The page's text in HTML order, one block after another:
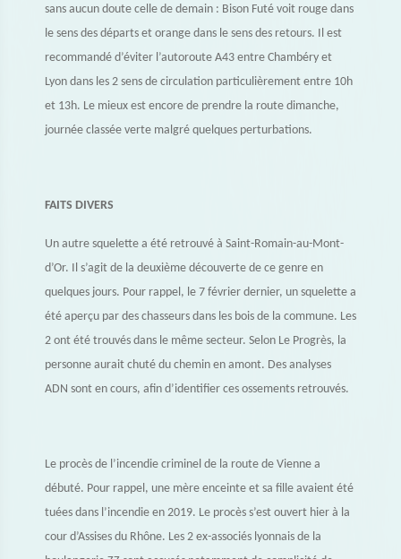
sans aucun doute celle de demain : Bison Futé voit rouge dans
le sens des départs et orange dans le sens des retours. Il est
recommandé d’éviter l’autoroute A43 entre Chambéry et
Lyon dans les 2 sens de circulation particulièrement entre 10h
et 13h. Le mieux est encore de prendre la route dimanche,
journée classée verte malgré quelques perturbations.
FAITS DIVERS
Un autre squelette a été retrouvé à Saint-Romain-au-Mont-
d’Or. Il s’agit de la deuxième découverte de ce genre en
quelques jours. Pour rappel, le 7 février dernier, un squelette a
été aperçu par des chasseurs dans les bois de la commune. Les
2 ont été trouvés dans le même secteur. Selon Le Progrès, la
personne aurait chuté du chemin en amont. Des analyses
ADN sont en cours, afin d’identifier ces ossements retrouvés.
Le procès de l’incendie criminel de la route de Vienne a
débuté. Pour rappel, une mère enceinte et sa fille avaient été
tuées dans l’incendie en 2019. Le procès s’est ouvert hier à la
cour d’Assises du Rhône. Les 2 ex-associés lyonnais de la